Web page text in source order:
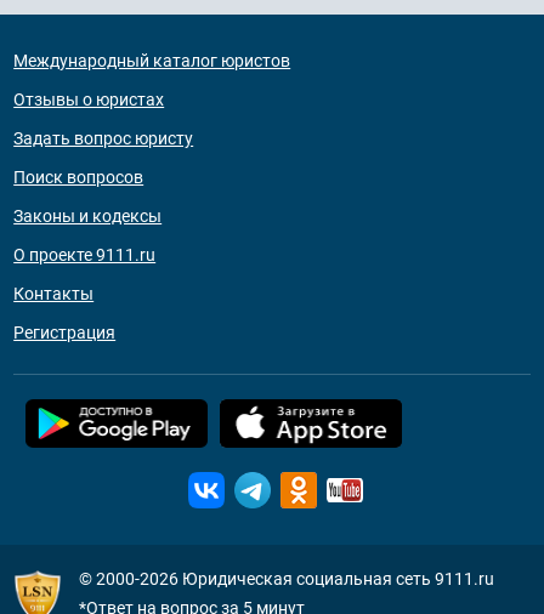
Международный каталог юристов
Отзывы о юристах
Задать вопрос юристу
Поиск вопросов
Законы и кодексы
О проекте 9111.ru
Контакты
Регистрация
© 2000-2026 Юридическая социальная сеть 9111.ru
*Ответ на вопрос за 5 минут